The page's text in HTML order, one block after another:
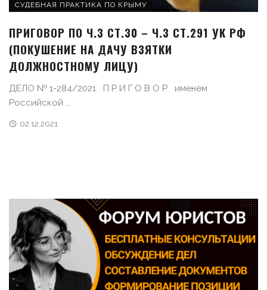
СУДЕБНАЯ ПРАКТИКА ПО КРЫМУ
ПРИГОВОР ПО Ч.3 СТ.30 – Ч.3 СТ.291 УК РФ
(ПОКУШЕНИЕ НА ДАЧУ ВЗЯТКИ
ДОЛЖНОСТНОМУ ЛИЦУ)
ДЕЛО № 1-284/2021 П Р И Г О В О Р именем
Российской ...
02.12.2021